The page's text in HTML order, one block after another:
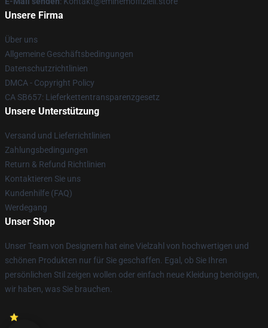
Unsere Firma
Über uns
Allgemeine Geschäftsbedingungen
Datenschutzrichtlinien
DMCA - Copyright Policy
CA SB657: Lieferkettentransparenzgesetz
Unsere Unterstützung
Versand und Lieferrichtlinien
Zahlungsbedingungen
Return & Refund Richtlinien
Kontaktieren Sie uns
Kundenhilfe (FAQ)
Werdegang
Unser Shop
Unser Team von Designern hat eine Vielzahl von hochwertigen und
schönen Produkten nur für Sie geschaffen. Egal, ob Sie Ihren
persönlichen Stil zeigen wollen oder einfach neue Kleidung benötigen,
wir haben, was Sie brauchen.